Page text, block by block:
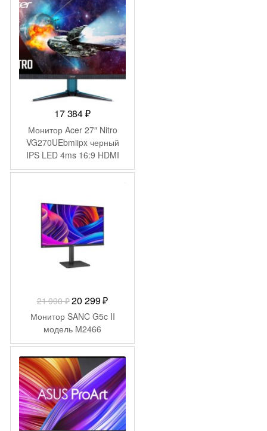
17 384₽
Монитор Acer 27″ Nitro
VG270UEbmiipx черный
IPS LED 4ms 16:9 HDMI
M/M матовая 250cd
5.33кг
21 990₽Первоначальная
цена
составляла
21
990 ₽.
20 299₽Текущая
цена:
299 ₽.
Монитор SANC G5c II
модель M2466